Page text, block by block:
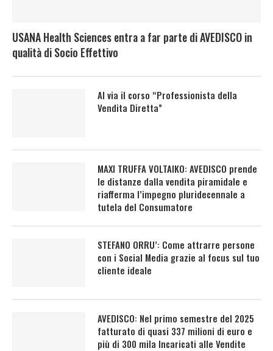
USANA Health Sciences entra a far parte di AVEDISCO in
qualità di Socio Effettivo
Al via il corso “Professionista della
Vendita Diretta”
MAXI TRUFFA VOLTAIKO: AVEDISCO prende
le distanze dalla vendita piramidale e
riafferma l’impegno pluridecennale a
tutela del Consumatore
STEFANO ORRU’: Come attrarre persone
con i Social Media grazie al focus sul tuo
cliente ideale
AVEDISCO: Nel primo semestre del 2025
fatturato di quasi 337 milioni di euro e
più di 300 mila Incaricati alle Vendite